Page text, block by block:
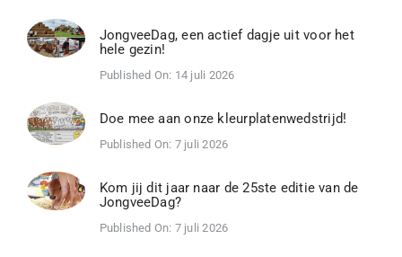
JongveeDag, een actief dagje uit voor het
hele gezin!
Published On: 14 juli 2026
Doe mee aan onze kleurplatenwedstrijd!
Published On: 7 juli 2026
Kom jij dit jaar naar de 25ste editie van de
JongveeDag?
Published On: 7 juli 2026